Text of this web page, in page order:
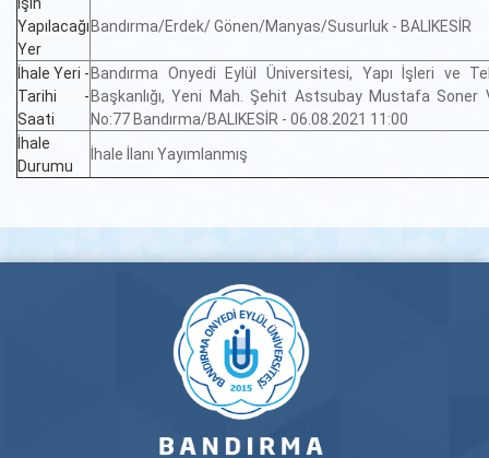
Yapılacağı
Yer
Bandırma/Erdek/ Gönen/Manyas/Susurluk - BALIKESİR
İhale Yeri -
Tarihi -
Saati
Bandırma Onyedi Eylül Üniversitesi, Yapı İşleri ve
Başkanlığı, Yeni Mah. Şehit Astsubay Mustafa Soner
No:77 Bandırma/BALIKESİR - 06.08.2021 11:00
İhale
Durumu
İhale İlanı Yayımlanmış